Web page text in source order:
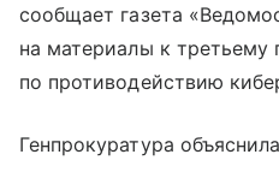
сообщает газета
на материалы к третьему
по противодействию
Генпрокуратура